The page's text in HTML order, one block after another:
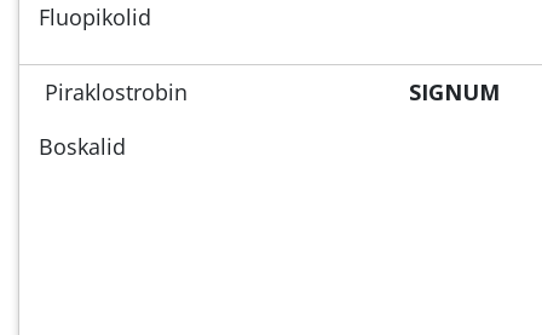
Fluopikolid
Piraklostrobin
Boskalid
SIGNUM